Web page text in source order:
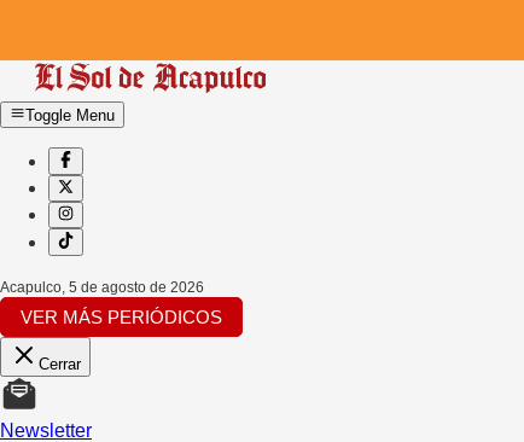
Toggle Menu
Acapulco 5 de agosto de 2026
VER MÁS PERIÓDICOS
Cerrar
Newsletter